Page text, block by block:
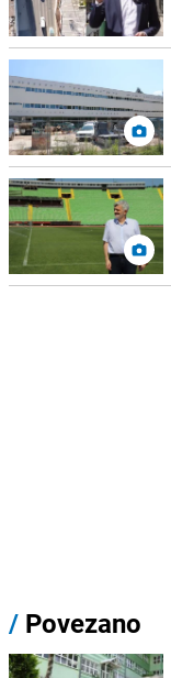
/ Povezano